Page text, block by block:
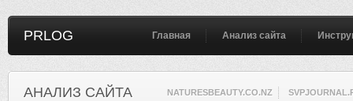
PRLOG Главная Анализ сайта
АНАЛИЗ САЙТА NATURESBEAUTY.CO.NZ